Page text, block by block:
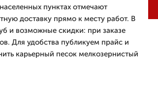
пунктах отмечают
доставку прямо к месту работ. В
и возможные скидки: при заказе
Для удобства публикуем прайс и
карьерный песок мелкозернистый